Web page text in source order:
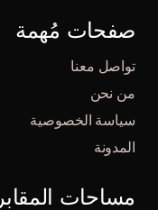
صفحات مُهمة
تواصل معنا
من نحن
سياسة الخصوصية
المدونة
مساحات المقابر